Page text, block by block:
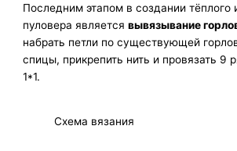
Последним этапом в создании тёплого
пуловера являетсявывязывание
набрать петли по существующей
спицы, прикрепить нить и провязать 9
1*1.
Схема вязания